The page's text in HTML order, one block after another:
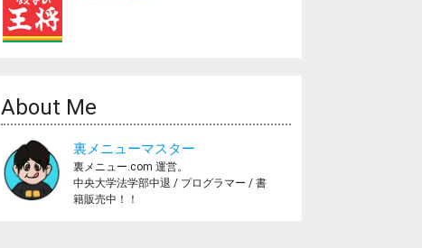
About Me
裏メニューマスター
裏メニュー.com 運営。
中央大学法学部中退 / プログラマー / 書
籍販売中！！